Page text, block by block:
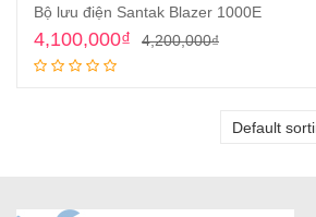
Bộ lưu điện Santak Blazer 1000E
4,200,000₫Original
4,200,000₫.
4,100,000₫
Current
4,100,000₫.